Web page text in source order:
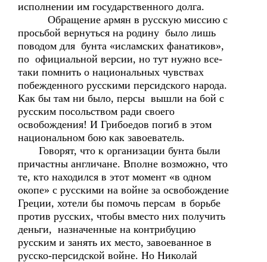
исполнении им государственного долга.
Обращение армян в русскую миссию с
просьбой вернуться на родину было лишь
поводом для бунта «исламских фанатиков»,
по официальной версии, но тут нужно все-
таки помнить о национальных чувствах
побежденного русскими персидского народа.
Как бы там ни было, персы вышли на бой с
русским посольством ради своего
освобождения! И Грибоедов погиб в этом
национальном бою как завоеватель.
Говорят, что к организации бунта были
причастны англичане. Вполне возможно, что
те, кто находился в этот момент «в одном
окопе» с русскими на войне за освобождение
Греции, хотели бы помочь персам в борьбе
против русских, чтобы вместо них получить
деньги, назначенные на контрибуцию
русским и занять их место, завоеванное в
русско-персидской войне. Но Николай